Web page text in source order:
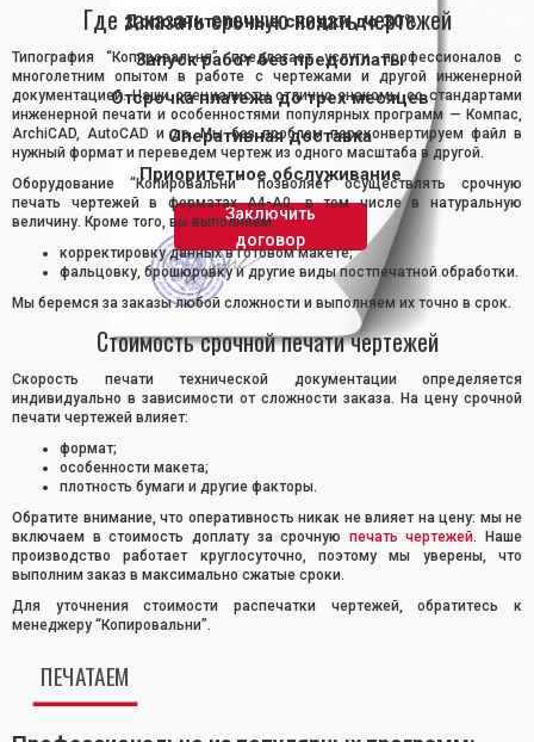
Дополнительные скидки до 30%
Запуск работ без предоплаты
Отсрочка платежа до трех месяцев
Оперативная доставка
Приоритетное обслуживание
Заключить
договор
Где заказать срочную печать чертежей
Типография “Копировальня” предлагает услуги профессионалов с
многолетним опытом в работе с чертежами и другой инженерной
документацией. Наши специалисты отлично знакомы со стандартами
инженерной печати и особенностями популярных программ — Компас,
ArchiCAD, AutoCAD и др. Мы без проблем переконвертируем файл в
нужный формат и переведем чертеж из одного масштаба в другой.
Оборудование “Копировальни” позволяет осуществлять срочную
печать чертежей в форматах А4-А0, в том числе в натуральную
величину. Кроме того, вы выполняем:
корректировку данных в готовом макете;
фальцовку, брошюровку и другие виды постпечатной обработки.
Мы беремся за заказы любой сложности и выполняем их точно в срок.
Стоимость срочной печати чертежей
Скорость печати технической документации определяется
индивидуально в зависимости от сложности заказа. На цену срочной
печати чертежей влияет:
формат;
особенности макета;
плотность бумаги и другие факторы.
Обратите внимание, что оперативность никак не влияет на цену: мы не
включаем в стоимость доплату за срочную печать чертежей. Наше
производство работает круглосуточно, поэтому мы уверены, что
выполним заказ в максимально сжатые сроки.
Для уточнения стоимости распечатки чертежей, обратитесь к
менеджеру “Копировальни”.
ПЕЧАТАЕМ